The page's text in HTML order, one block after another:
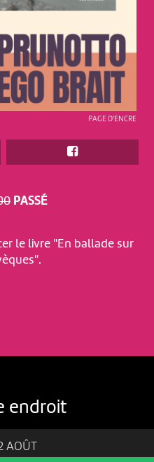
PASSÉ
PAGE D'ENCRE
le livre "En ballade sur
endroit
AOÛT